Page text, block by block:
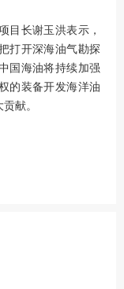
目长谢玉洪表示，
打开深海油气勘探
国海油将持续加强
的装备开发海洋油
献。